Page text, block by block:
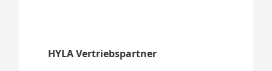
HYLA Vertriebspartner